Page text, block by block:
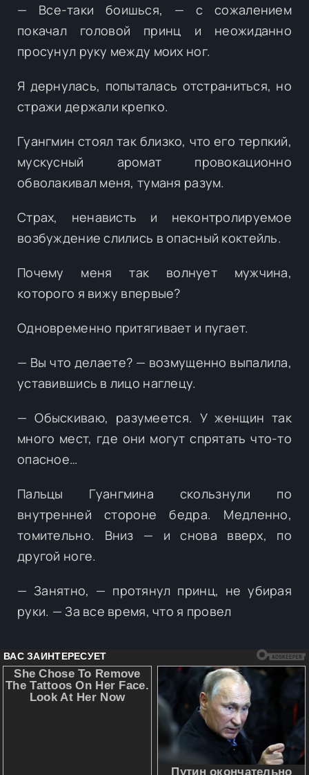
— Все-таки боишься, — с сожалением
покачал головой принц и неожиданно
просунул руку между моих ног.
Я дернулась, попыталась отстраниться, но
стражи держали крепко.
Гуангмин стоял так близко, что его терпкий,
мускусный аромат провокационно
обволакивал меня, туманя разум.
Страх, ненависть и неконтролируемое
возбуждение слились в опасный коктейль.
Почему меня так волнует мужчина,
которого я вижу впервые?
Одновременно притягивает и пугает.
— Вы что делаете? — возмущенно выпалила,
уставившись в лицо наглецу.
— Обыскиваю, разумеется. У женщин так
много мест, где они могут спрятать что-то
опасное…
Пальцы Гуангмина скользнули по
внутренней стороне бедра. Медленно,
томительно. Вниз — и снова вверх, по
другой ноге.
— Занятно, — протянул принц, не убирая
руки. — За все время, что я провел